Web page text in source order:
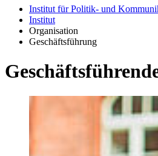
Institut für Politik- und
Institut
Organisation
Geschäftsführung